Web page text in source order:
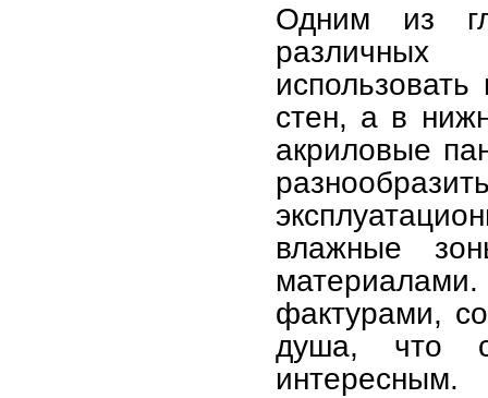
Одним из
стен, а в
акриловые
влажные
фактурами,
душа, что
интересным.